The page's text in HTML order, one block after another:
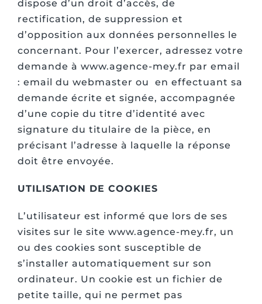
dispose d’un droit d’accès, de
rectification, de suppression et
d’opposition aux données personnelles le
concernant. Pour l’exercer, adressez votre
demande à www.agence-mey.fr par email
: email du webmaster ou en effectuant sa
demande écrite et signée, accompagnée
d’une copie du titre d’identité avec
signature du titulaire de la pièce, en
précisant l’adresse à laquelle la réponse
doit être envoyée.
UTILISATION DE COOKIES
L’utilisateur est informé que lors de ses
visites sur le site www.agence-mey.fr, un
ou des cookies sont susceptible de
s’installer automatiquement sur son
ordinateur. Un cookie est un fichier de
petite taille, qui ne permet pas